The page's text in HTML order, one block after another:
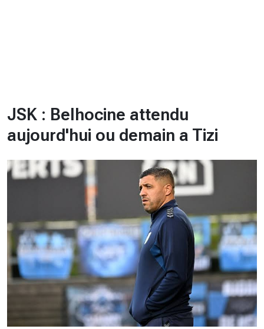
JSK : Belhocine attendu
aujourd'hui ou demain a Tizi